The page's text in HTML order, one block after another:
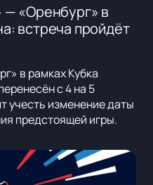
— «Оренбург» в
встреча пройдёт
в рамках Кубка
с 4 на 5
учесть изменение даты
предстоящей игры.